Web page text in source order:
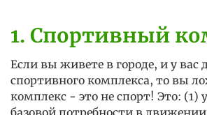
1. Спортивный
Если вы живете в городе, и у вас
спортивного комплекса, то вы
комплекс - это не спорт! Это: (1)
базовой потребности в